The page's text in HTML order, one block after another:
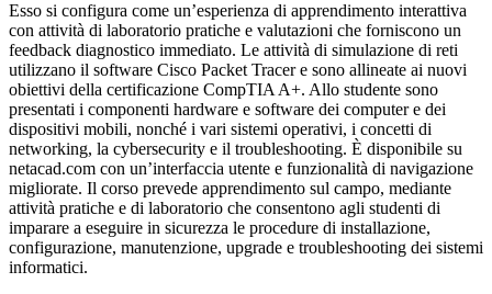
Esso si configura come un’esperienza di apprendimento interattiva
con attività di laboratorio pratiche e valutazioni che forniscono un
feedback diagnostico immediato. Le attività di simulazione di reti
utilizzano il software Cisco Packet Tracer e sono allineate ai nuovi
obiettivi della certificazione CompTIA A+. Allo studente sono
presentati i componenti hardware e software dei computer e dei
dispositivi mobili, nonché i vari sistemi operativi, i concetti di
networking, la cybersecurity e il troubleshooting. È disponibile su
netacad.com con un’interfaccia utente e funzionalità di navigazione
migliorate. Il corso prevede apprendimento sul campo, mediante
attività pratiche e di laboratorio che consentono agli studenti di
imparare a eseguire in sicurezza le procedure di installazione,
configurazione, manutenzione, upgrade e troubleshooting dei sistemi
informatici.